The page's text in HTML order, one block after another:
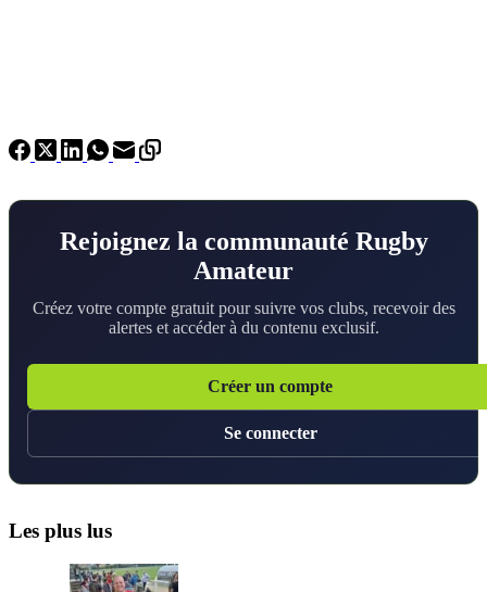
Rejoignez la communauté Rugby
Amateur
Créez votre compte gratuit pour suivre vos clubs, recevoir des
alertes et accéder à du contenu exclusif.
Créer un compte
Se connecter
Les plus lus